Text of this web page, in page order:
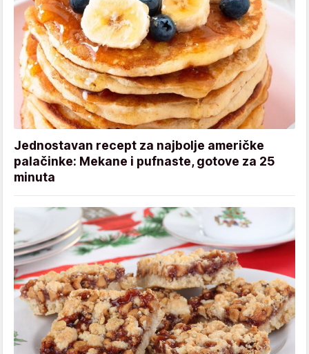
Jednostavan recept za najbolje američke
palačinke: Mekane i pufnaste, gotove za 25
minuta